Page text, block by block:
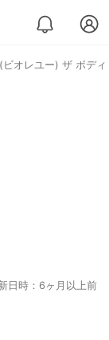
ビオレユー) ザ ボデ
日時：6ヶ月以上前